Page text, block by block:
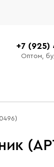
+7 (925)
Оптом,